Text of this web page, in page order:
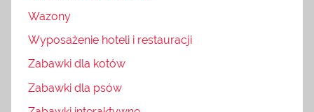
Wazony
Wyposażenie hoteli i restauracji
Zabawki dla kotów
Zabawki dla psów